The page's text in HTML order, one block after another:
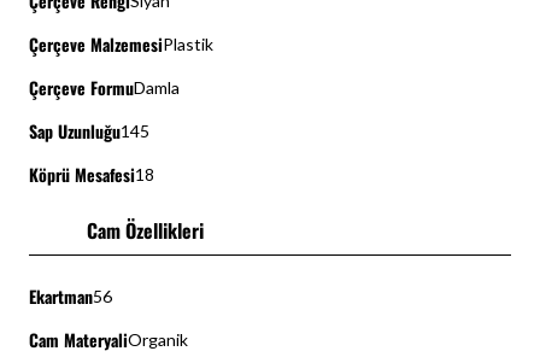
Çerçeve MalzemesiPlastik
Çerçeve FormuDamla
Sap Uzunluğu145
Köprü Mesafesi18
Cam Özellikleri
Ekartman56
Cam MateryaliOrganik